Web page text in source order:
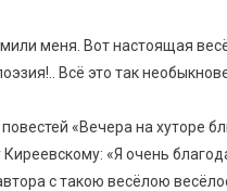
меня. Вот настоящая
Всё это так
«Вечера на хуторе
«Я очень
с такою весёлою